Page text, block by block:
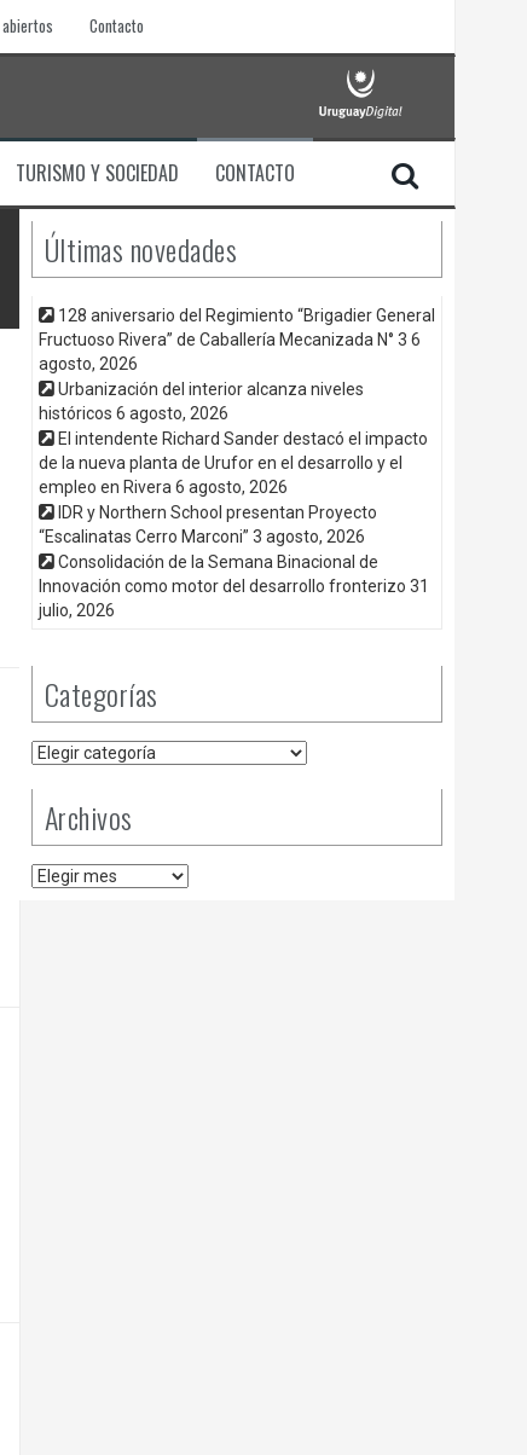
Contacto
TURISMO Y SOCIEDAD CONTACTO
Últimas novedades
128 aniversario del Regimiento “Brigadier General
Fructuoso Rivera” de Caballería Mecanizada N° 3 6
agosto, 2026
Urbanización del interior alcanza niveles
históricos 6 agosto, 2026
El intendente Richard Sander destacó el impacto
de la nueva planta de Urufor en el desarrollo y el
empleo en Rivera 6 agosto, 2026
IDR y Northern School presentan Proyecto
“Escalinatas Cerro Marconi” 3 agosto, 2026
Consolidación de la Semana Binacional de
Innovación como motor del desarrollo fronterizo 31
julio, 2026
Categorías
Categorías
Archivos
Archivos